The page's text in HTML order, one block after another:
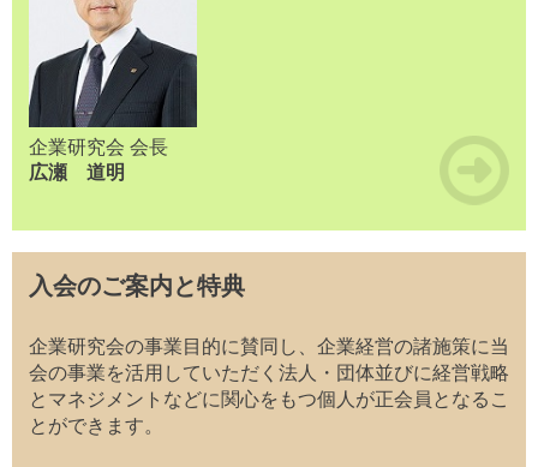
企業研究会 会長
広瀬 道明
入会のご案内と特典
企業研究会の事業目的に賛同し、企業経営の諸施策に当
会の事業を活用していただく法人・団体並びに経営戦略
とマネジメントなどに関心をもつ個人が正会員となるこ
とができます。